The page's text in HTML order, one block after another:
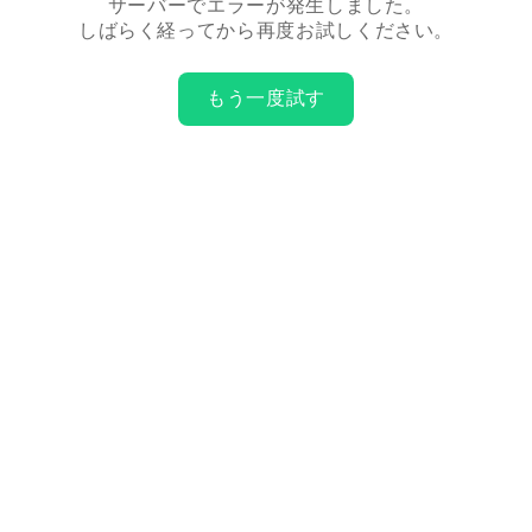
サーバーでエラーが発生しました。
しばらく経ってから再度お試しください。
もう一度試す